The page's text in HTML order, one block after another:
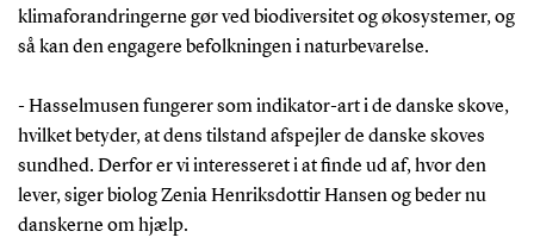
klimaforandringerne gør ved biodiversitet og økosystemer, og
så kan den engagere befolkningen i naturbevarelse.
- Hasselmusen fungerer som indikator-art i de danske skove,
hvilket betyder, at dens tilstand afspejler de danske skoves
sundhed. Derfor er vi interesseret i at finde ud af, hvor den
lever, siger biolog Zenia Henriksdottir Hansen og beder nu
danskerne om hjælp.